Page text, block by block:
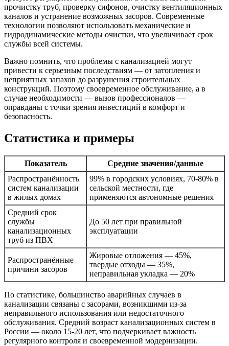
прочистку труб, проверку сифонов, очистку вентиляционных
каналов и устранение возможных засоров. Современные
технологии позволяют использовать механические и
гидродинамические методы очистки, что увеличивает срок
службы всей системы.
Важно помнить, что проблемы с канализацией могут
привести к серьезным последствиям — от затопления и
неприятных запахов до разрушения строительных
конструкций. Поэтому своевременное обслуживание, а в
случае необходимости — вызов профессионалов —
оправданы с точки зрения инвестиций в комфорт и
безопасность.
Статистика и примеры
Показатель
Средние значения/данные
Распространённость
систем канализации
в жилых домах
99% в городских условиях, 70-80% в
сельской местности, где
применяются автономные решения
Средний срок
службы
канализационных
труб из ПВХ
До 50 лет при правильной
эксплуатации
Распространённые
причини засоров
Жировые отложения — 45%,
твердые отходы — 35%,
неправильная укладка — 20%
По статистике, большинство аварийных случаев в
канализации связаны с засорами, возникшими из-за
неправильного использования или недостаточного
обслуживания. Средний возраст канализационных систем в
России — около 15-20 лет, что подчеркивает важность
регулярного контроля и своевременной модернизации.